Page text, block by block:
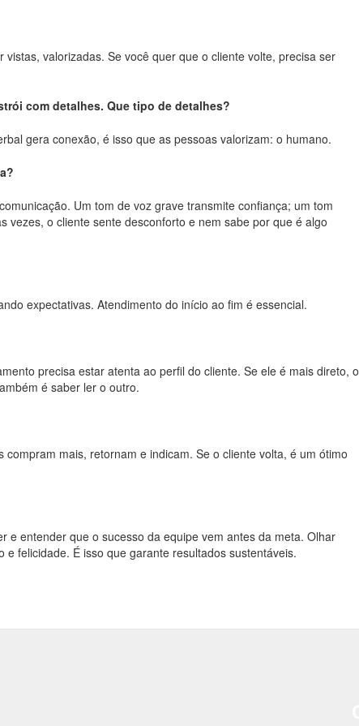
valorizadas. Se você quer que o cliente volte, precisa ser
com detalhes. Que tipo de detalhes?
gera conexão, é isso que as pessoas valorizam: o humano.
Um tom de voz grave transmite confiança; um tom
vezes, o cliente sente desconforto e nem sabe por que é algo
expectativas. Atendimento do início ao fim é essencial.
precisa estar atenta ao perfil do cliente. Se ele é mais direto, o
é saber ler o outro.
mais, retornam e indicam. Se o cliente volta, é um ótimo
e entender que o sucesso da equipe vem antes da meta. Olhar
felicidade. É isso que garante resultados sustentáveis.